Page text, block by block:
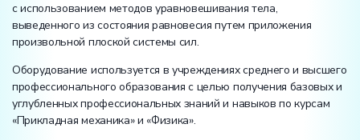
с использованием методов уравновешивания тела,
выведенного из состояния равновесия путем приложения
произвольной плоской системы сил.
Оборудование используется в учреждениях среднего и высшего
профессионального образования с целью получения базовых и
углубленных профессиональных знаний и навыков по курсам
«Прикладная механика» и «Физика».